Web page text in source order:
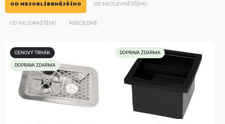
OD NEJOBLÍBENĚJŠÍHO OD NEJLEVNĚJŠÍHO
OD NEJDRAŽŠÍHO ABECEDNĚ
CENOVÝ TRHÁK
DOPRAVA ZDARMA
DOPRAVA ZDARMA